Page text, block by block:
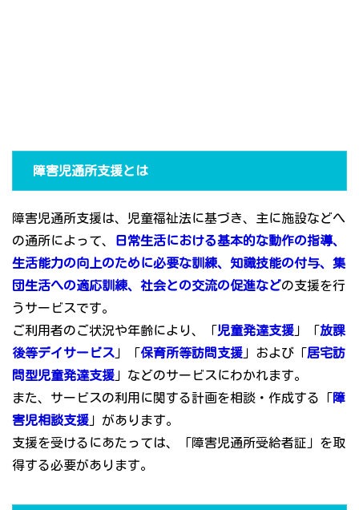
障害児通所支援とは
障害児通所支援は、児童福祉法に基づき、主に施設などへ
の通所によって、
日常生活における基本的な動作の指導、
生活能力の向上のために必要な訓練、知識技能の付与、集
団生活への適応訓練、社会との交流の促進などの支援を行
うサービスです。
ご利用者のご状況や年齢により、「児童発達支援 」「放課
後等デイサービス 」「保育所等訪問支援 」および「居宅訪
問型児童発達支援 」などのサービスにわかれます。
また、サービスの利用に関する計画を相談・作成する「障
害児相談支援 」があります。
支援を受けるにあたっては、「障害児通所受給者証」を取
得する必要があります。